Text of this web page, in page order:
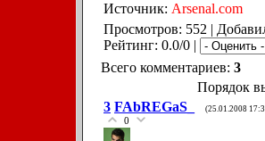
Источник: Arsenal.com
Просмотров: 552 |
Рейтинг: 0.0/0 |
Всего комментариев: 3
Порядок
3 FAbREGaS_ (25.01.2008
0